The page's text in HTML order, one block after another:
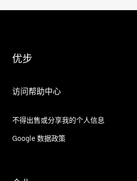
优步
访问帮助中心
不得出售或分享我的个人信息
Google 数据政策